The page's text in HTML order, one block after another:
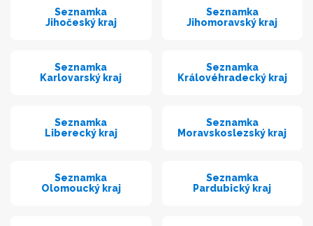
Seznamka
Jihočeský kraj
Seznamka
Jihomoravský kraj
Seznamka
Karlovarský kraj
Seznamka
Královéhradecký kraj
Seznamka
Liberecký kraj
Seznamka
Moravskoslezský kraj
Seznamka
Olomoucký kraj
Seznamka
Pardubický kraj